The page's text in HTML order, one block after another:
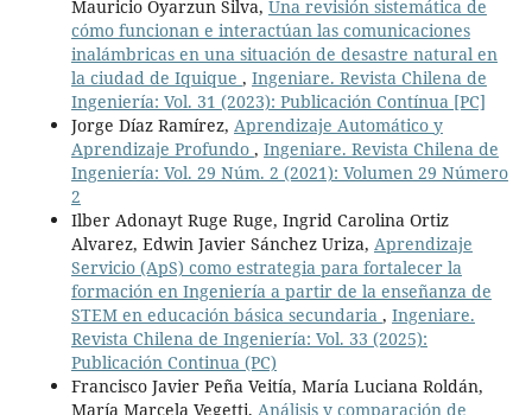
Mauricio Oyarzun Silva, Una revisión sistemática de
cómo funcionan e interactúan las comunicaciones
inalámbricas en una situación de desastre natural en
la ciudad de Iquique , Ingeniare. Revista Chilena de
Ingeniería: Vol. 31 (2023): Publicación Contínua [PC]
Jorge Díaz Ramírez, Aprendizaje Automático y
Aprendizaje Profundo , Ingeniare. Revista Chilena de
Ingeniería: Vol. 29 Núm. 2 (2021): Volumen 29 Número
2
Ilber Adonayt Ruge Ruge, Ingrid Carolina Ortiz
Alvarez, Edwin Javier Sánchez Uriza, Aprendizaje
Servicio (ApS) como estrategia para fortalecer la
formación en Ingeniería a partir de la enseñanza de
STEM en educación básica secundaria , Ingeniare.
Revista Chilena de Ingeniería: Vol. 33 (2025):
Publicación Continua (PC)
Francisco Javier Peña Veitía, María Luciana Roldán,
María Marcela Vegetti, Análisis y comparación de